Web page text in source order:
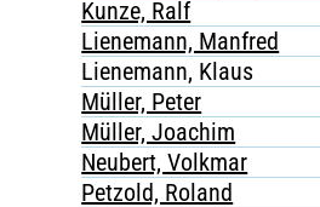
Kunze, Ralf
Lienemann, Manfred
Lienemann, Klaus
Müller, Peter
Müller, Joachim
Neubert, Volkmar
Petzold, Roland